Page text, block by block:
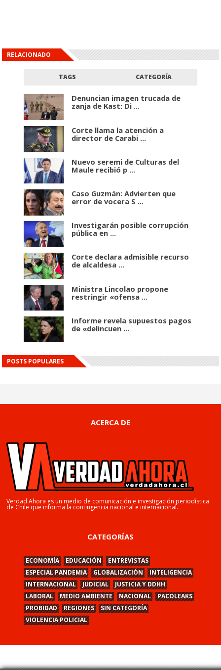
RELACIONADO
TAGS CATEGORÍA
Denuncian imagen trucada de
zanja de Kast: Di ...
Corte llama la atención a
director de Carabi ...
Nuevo seremi de Culturas del
Maule recibió p ...
Caso Guzmán: Advierten que
error de vocera S ...
Investigarán posible corrupción
pública en ...
Corte declara admisible recurso
de alcaldesa ...
Ministra Lincolao propone
restringir «ofensa ...
Informe revela supuestos pagos
de «delincuen ...
POSTS POPULARES
ACERCA DE
Verdad Ahora es un medio de comunicación e investigación periodística
de Chile que informa la contingencia nacional e internacional.
CATEGORÍAS
ECONOMÍA EDUCACIÓN
ENTREVISTAS
ESPECIAL PANDEMIA
GLOBALIZACIÓN
INTELIGENCIA
INTERNACIONAL
JUDICIAL
JUSTICIA Y DDHH
LABORAL
MEDIO AMBIENTE NACIONAL
PACOLEAKS
PROBIDAD
REGIONES
SIN CATEGORÍA
VIOLENCIA POLICIAL